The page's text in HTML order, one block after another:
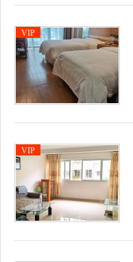
VIP
VIP